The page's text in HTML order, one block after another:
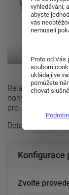
Relaxační
nohy. Zajistí
pro ...
Detailní popis
Konfigurace
Zvolte
vyhledávání,
abyste
vás
nemuseli
Proto od Vás
souborů
ukládají ve
pomůžete
chovat